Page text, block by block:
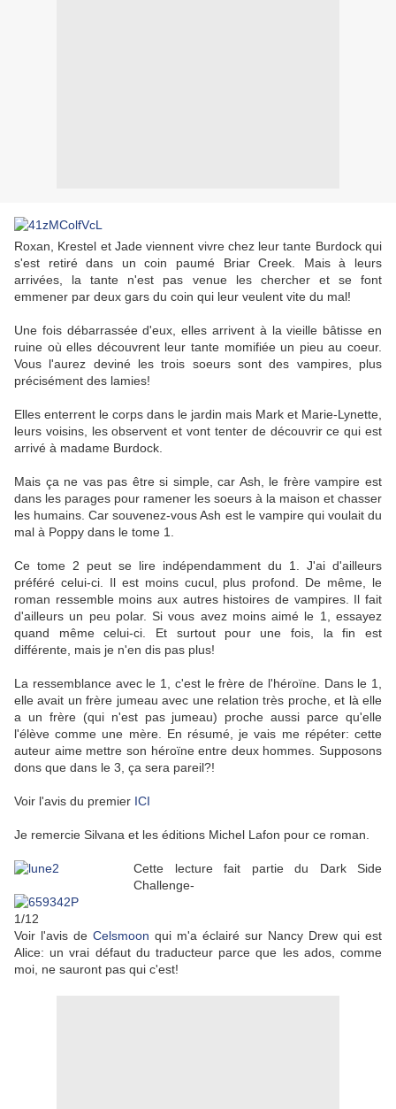
Roxan, Krestel et Jade viennent vivre chez leur tante Burdock qui
s'est retiré dans un coin paumé Briar Creek. Mais à leurs
arrivées, la tante n'est pas venue les chercher et se font
emmener par deux gars du coin qui leur veulent vite du mal!
Une fois débarrassée d'eux, elles arrivent à la vieille bâtisse en
ruine où elles découvrent leur tante momifiée un pieu au coeur.
Vous l'aurez deviné les trois soeurs sont des vampires, plus
précisément des lamies!
Elles enterrent le corps dans le jardin mais Mark et Marie-Lynette,
leurs voisins, les observent et vont tenter de découvrir ce qui est
arrivé à madame Burdock.
Mais ça ne vas pas être si simple, car Ash, le frère vampire est
dans les parages pour ramener les soeurs à la maison et chasser
les humains. Car souvenez-vous Ash est le vampire qui voulait du
mal à Poppy dans le tome 1.
Ce tome 2 peut se lire indépendamment du 1. J'ai d'ailleurs
préféré celui-ci. Il est moins cucul, plus profond. De même, le
roman ressemble moins aux autres histoires de vampires. Il fait
d'ailleurs un peu polar. Si vous avez moins aimé le 1, essayez
quand même celui-ci. Et surtout pour une fois, la fin est
différente, mais je n'en dis pas plus!
La ressemblance avec le 1, c'est le frère de l'héroïne. Dans le 1,
elle avait un frère jumeau avec une relation très proche, et là elle
a un frère (qui n'est pas jumeau) proche aussi parce qu'elle
l'élève comme une mère. En résumé, je vais me répéter: cette
auteur aime mettre son héroïne entre deux hommes. Supposons
dons que dans le 3, ça sera pareil?!
Voir l'avis du premier ICI
Je remercie Silvana et les éditions Michel Lafon pour ce roman.
Cette lecture fait partie du Dark Side
Challenge-
1/12
Voir l'avis de Celsmoon qui m'a éclairé sur Nancy Drew qui est
Alice: un vrai défaut du traducteur parce que les ados, comme
moi, ne sauront pas qui c'est!